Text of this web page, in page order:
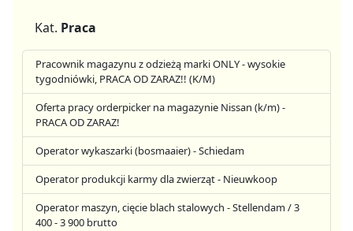
Kat. Praca
Pracownik magazynu z odzieżą marki ONLY - wysokie
tygodniówki, PRACA OD ZARAZ!! (K/M)
Oferta pracy orderpicker na magazynie Nissan (k/m) -
PRACA OD ZARAZ!
Operator wykaszarki (bosmaaier) - Schiedam
Operator produkcji karmy dla zwierząt - Nieuwkoop
Operator maszyn, cięcie blach stalowych - Stellendam / 3
400 - 3 900 brutto